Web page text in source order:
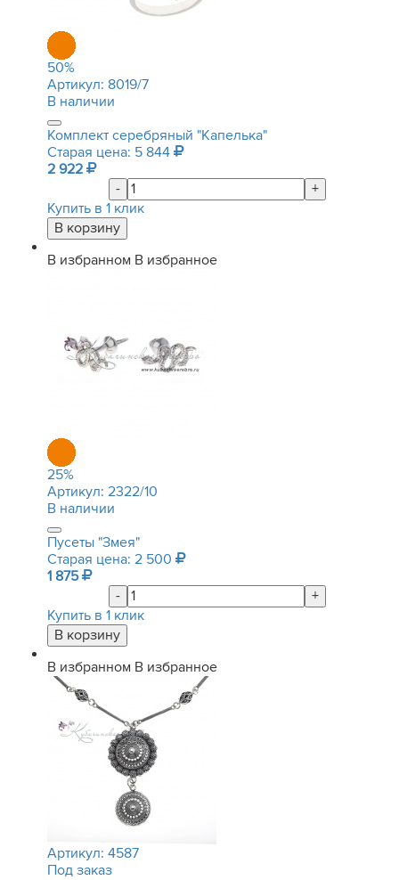
50%
Артикул: 8019/7
В наличии
Комплект серебряный "Капелька"
Старая цена: 5 844
2 922
-
+
Купить в 1 клик
В избранном В избранное
25%
Артикул: 2322/10
В наличии
Пусеты "Змея"
Старая цена: 2 500
1 875
-
+
Купить в 1 клик
В избранном В избранное
Артикул: 4587
Под заказ